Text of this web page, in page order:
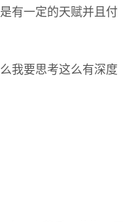
有一定的天赋并且付
我要思考这么有深度